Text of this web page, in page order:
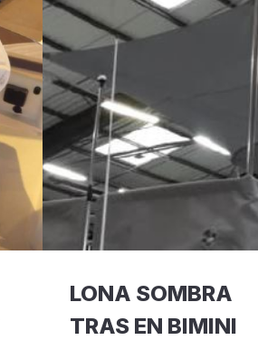
LONA SOMBRA
TRAS EN BIMINI